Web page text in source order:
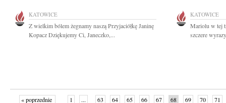
KATOWICE
Z wielkim bólem żegnamy naszą Przyjaciółkę Janinę
Kopacz Dziękujemy Ci, Janeczko,...
KATOWICE
Mariolu w tej
szczere
« poprzednie 1 ... 63 64 65 66 67 68 69 70 71